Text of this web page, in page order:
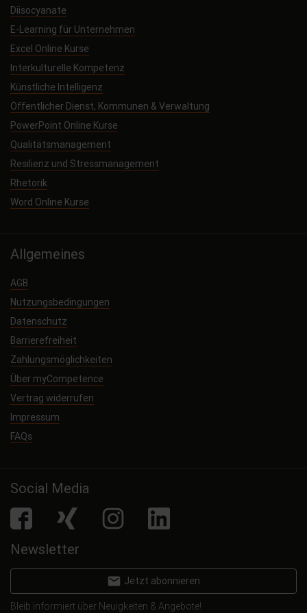
Diisocyanate
E-Learning für Unternehmen
Excel Online Kurse
Interkulturelle Kompetenz
Künstliche Intelligenz
Öffentlicher Dienst, Kommunen & Verwaltung
PowerPoint Online Kurse
Qualitätsmanagement
Resilienz und Stressmanagement
Rhetorik
Word Online Kurse
Allgemeines
AGB
Nutzungsbedingungen
Datenschutz
Barrierefreiheit
Zahlungsmöglichkeiten
Über myCompetence
Vertrag widerrufen
Impressum
FAQs
Social Media
facebook Xing Instagram LinkedIn
Newsletter
email Jetzt abonnieren
Bleib informiert über Neuigkeiten & Angebote!